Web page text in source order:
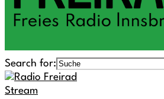
Search for:
Stream